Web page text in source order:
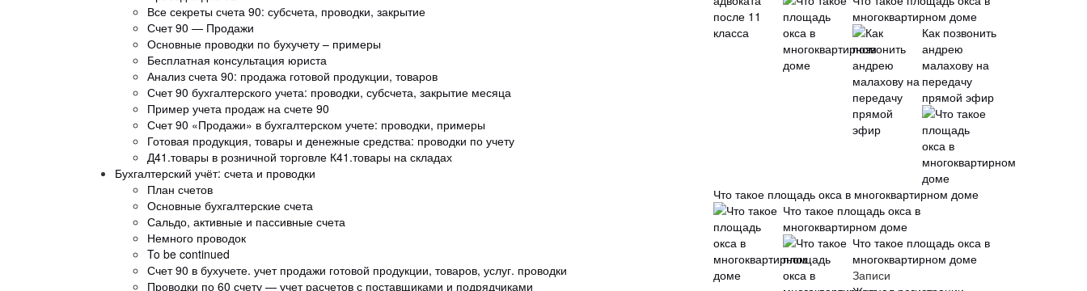
Все секреты счета 90: субсчета, проводки, закрытие
Счет 90 — Продажи
Основные проводки по бухучету – примеры
Бесплатная консультация юриста
Анализ счета 90: продажа готовой продукции, товаров
Счет 90 бухгалтерского учета: проводки, субсчета, закрытие месяца
Пример учета продаж на счете 90
Счет 90 «Продажи» в бухгалтерском учете: проводки, примеры
Готовая продукция, товары и денежные средства: проводки по учету
Д41.товары в розничной торговле К41.товары на складах
Бухгалтерский учёт: счета и проводки
План счетов
Основные бухгалтерские счета
Сальдо, активные и пассивные счета
Немного проводок
To be continued
Счет 90 в бухучете. учет продажи готовой продукции, товаров, услуг. проводки
Проводки по 60 счету — учет расчетов с поставщиками и подрядчиками
многоквартирном доме
Как позвонить
андрею
малахову на
передачу
прямой эфир
Что такое площадь окса в многоквартирном доме
Что такое площадь окса в
многоквартирном доме
Что такое площадь окса в
многоквартирном доме
Записи